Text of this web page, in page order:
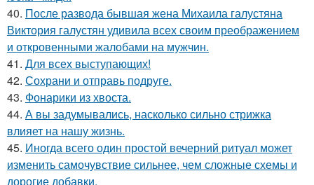
40. После развода бывшая жена Михаила галустяна
Виктория галустян удивила всех своим преображением
и откровенными жалобами на мужчин.
41. Для всех выступающих!
42. Сохрани и отправь подруге.
43. Фонарики из хвоста.
44. А вы задумывались, насколько сильно стрижка
влияет на нашу жизнь.
45. Иногда всего один простой вечерний ритуал может
изменить самочувствие сильнее, чем сложные схемы и
дорогие добавки.